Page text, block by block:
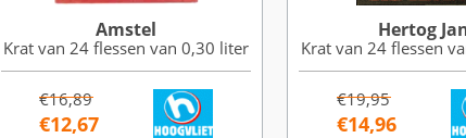
Amstel
Krat van 24 flessen van 0,30 liter
€16,89
€12,67
Hertog
Krat van 24 flessen
€19,95
€14,96